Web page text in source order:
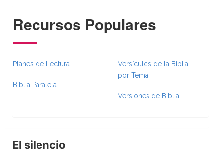
Recursos Populares
Planes de Lectura
Biblia Paralela
Versículos de la Biblia
por Tema
Versiones de Biblia
El silencio